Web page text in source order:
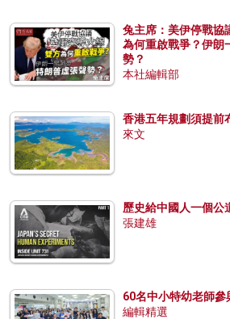
兔主席：美伊停戰協
為何重啟戰爭？伊朗
勢？
本社編輯部
香港五年規劃須提前
來文
歷史給中國人一個公
張建雄
60名中小特幼老師
編輯精選